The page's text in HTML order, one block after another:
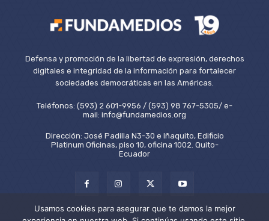
Defensa y promoción de la libertad de expresión, derechos
digitales e integridad de la información para fortalecer
sociedades democráticas en las Américas.
Teléfonos: (593) 2 601-9956 / (593) 98 767-5305/ e-
mail: info@fundamedios.org
Dirección: José Padilla N3-30 e Iñaquito, Edificio
Platinum Oficinas, piso 10, oficina 1002. Quito-
Ecuador
Usamos cookies para asegurar que te damos la mejor